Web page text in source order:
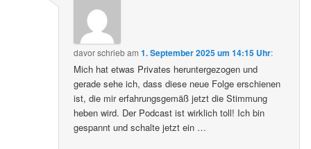
davorschriebam1. September 2025 um 14:15 Uhr:
Mich hat etwas Privates heruntergezogen und
gerade sehe ich, dass diese neue Folge erschienen
ist, die mir erfahrungsgemäß jetzt die Stimmung
heben wird. Der Podcast ist wirklich toll! Ich bin
gespannt und schalte jetzt ein …